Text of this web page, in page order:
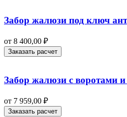
Забор жалюзи под ключ
от 8 400,00 ₽
Заказать расчет
Забор жалюзи с воротами
от 7 959,00 ₽
Заказать расчет